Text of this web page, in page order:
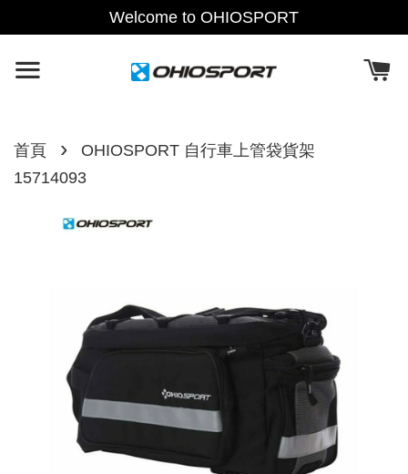
Welcome to OHIOSPORT
首頁 ›
OHIOSPORT 自行車上管袋貨架
15714093